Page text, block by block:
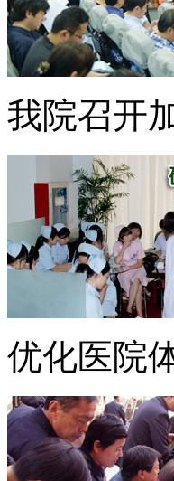
我院召开
优化医院